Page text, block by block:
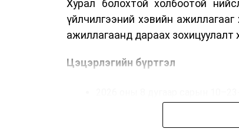
Хурал болохтой холбоотой
үйлчилгээний хэвийн
ажиллагаанд дараах
Цэцэрлэгийн бүртгэл